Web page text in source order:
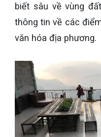
biết sâu về vùng
thông tin về các
văn hóa địa phương.